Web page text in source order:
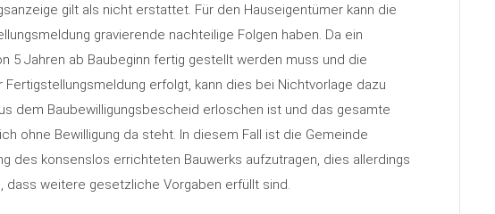
gilt als nicht erstattet. Für den Hauseigentümer kann die
gravierende nachteilige Folgen haben. Da ein
5 Jahren ab Baubeginn fertig gestellt werden muss und die
erfolgt, kann dies bei Nichtvorlage dazu
dem Baubewilligungsbescheid erloschen ist und das gesamte
ohne Bewilligung da steht. In diesem Fall ist die Gemeinde
des konsenslos errichteten Bauwerks aufzutragen, dies allerdings
dass weitere gesetzliche Vorgaben erfüllt sind.